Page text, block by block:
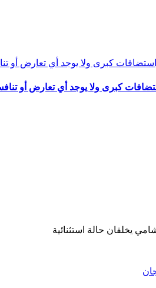
كبرى ولا يوجد أي تعارض أو
يخلقان حالة استثنائية